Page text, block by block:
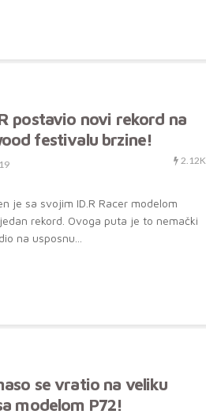
postavio novi rekord na
festivalu brzine!
2.12K
je sa svojim ID.R Racer modelom
rekord. Ovoga puta je to nemački
na usposnu...
se vratio na veliku
modelom P72!